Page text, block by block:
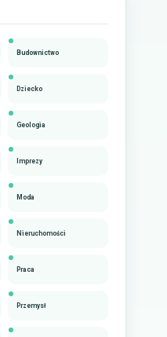
Budownictwo
Dziecko
Geologia
Imprezy
Moda
Nieruchomości
Praca
Przemysł